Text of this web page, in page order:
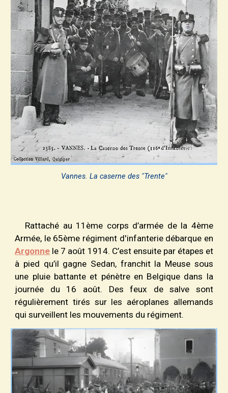
Vannes. La caserne des "Trente"
Rattaché au 1 1ème corps d’armée de la 4ème
Armée, le 65ème régiment d'infanteriedébarque en
Argonne le 7 août 1914. C’est ensuite par étapes et
à pied qu’il gagne Sedan, franchit la Meuse sous
une pluie battante et pénètre en Belgique dans la
journée du 16 août. Des feux de salve sont
régulièrement tirés sur les aéroplanes allemands
qui surveillent les mouvements du régiment.